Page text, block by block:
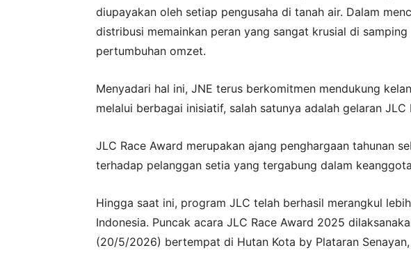
diupayakan oleh setiap pengusaha di tanah air. Dalam
distribusi memainkan peran yang sangat krusial di
pertumbuhan omzet.
Menyadari hal ini, JNE terus berkomitmen mendukung
melalui berbagai inisiatif, salah satunya adalah gelaran JLC
JLC Race Award merupakan ajang penghargaan tahunan
terhadap pelanggan setia yang tergabung dalam
Hingga saat ini, program JLC telah berhasil merangkul
Indonesia. Puncak acara JLC Race Award 2025
(20/5/2026) bertempat di Hutan Kota by Plataran